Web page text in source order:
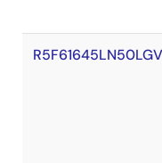
R5F61645LN50LGV